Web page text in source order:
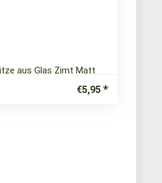
aus Glas Zimt Matt
€5,95